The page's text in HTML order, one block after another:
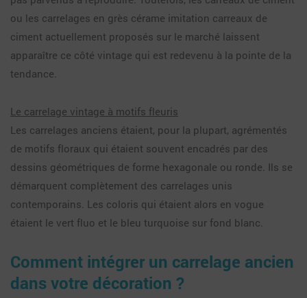
ou les carrelages en grès cérame imitation carreaux de
ciment actuellement proposés sur le marché laissent
apparaître ce côté vintage qui est redevenu à la pointe de la
tendance.
Le carrelage vintage à motifs fleuris
Les carrelages anciens étaient, pour la plupart, agrémentés
de motifs floraux qui étaient souvent encadrés par des
dessins géométriques de forme hexagonale ou ronde. Ils se
démarquent complètement des carrelages unis
contemporains. Les coloris qui étaient alors en vogue
étaient le vert fluo et le bleu turquoise sur fond blanc.
Comment intégrer un carrelage ancien
dans votre décoration ?